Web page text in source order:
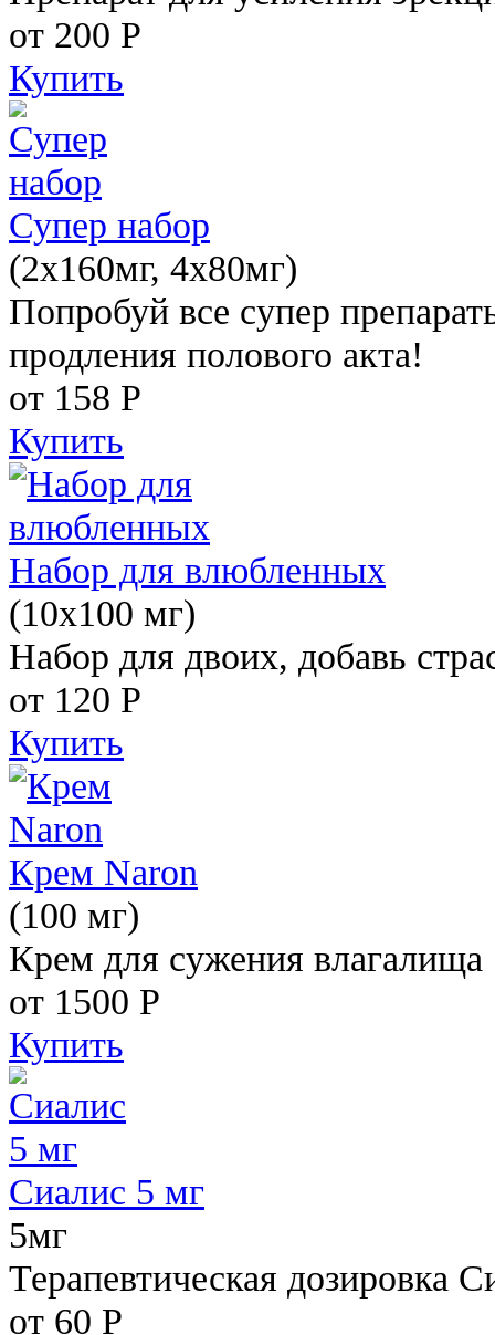
от 200 Р
Купить
Супер набор
(2х160мг, 4х80мг)
Попробуй все супер
продления полового акта!
от 158 Р
Купить
Набор для влюбленных
(10х100 мг)
Набор для двоих, добавь
от 120 Р
Купить
Крем Naron
(100 мг)
Крем для сужения влагалища
от 1500 Р
Купить
Сиалис 5 мг
5мг
Терапевтическая дозировка
от 60 Р